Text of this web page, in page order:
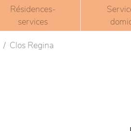
Résidences-
services
Clos Regina